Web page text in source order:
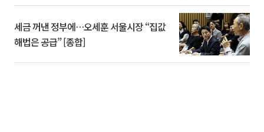
세금 꺼낸 정부에…오세훈 서울시장 “집값
해법은 공급” [종합]